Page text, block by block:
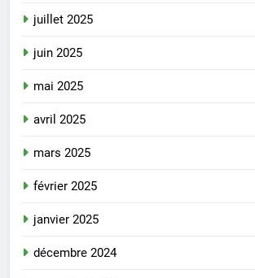
juillet 2025
juin 2025
mai 2025
avril 2025
mars 2025
février 2025
janvier 2025
décembre 2024